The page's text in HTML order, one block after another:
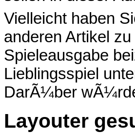
Vielleicht haben
anderen Artikel
Spieleausgabe
Lieblingsspiel
DarÃ¼ber
Layouter